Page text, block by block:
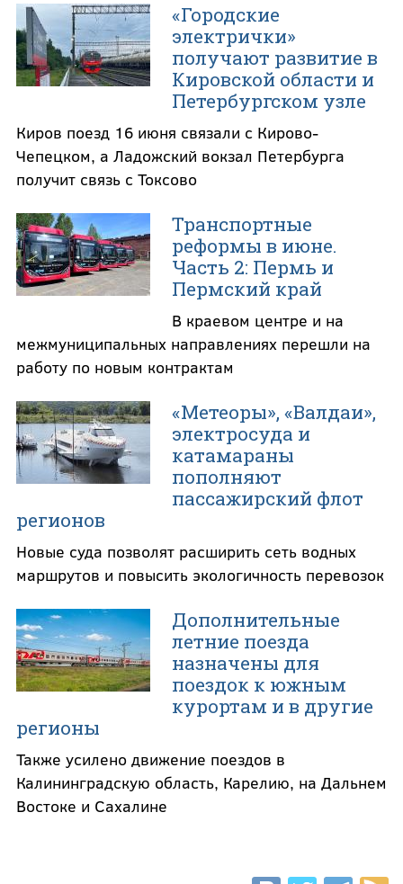
«Городские
электрички»
получают развитие в
Кировской области и
Петербургском узле
Киров поезд 16 июня связали с Кирово-
Чепецком, а Ладожский вокзал Петербурга
получит связь с Токсово
Транспортные
реформы в июне.
Часть 2: Пермь и
Пермский край
В краевом центре и на
межмуниципальных направлениях перешли на
работу по новым контрактам
«Метеоры», «Валдаи»,
электросуда и
катамараны
пополняют
пассажирский флот
регионов
Новые суда позволят расширить сеть водных
маршрутов и повысить экологичность перевозок
Дополнительные
летние поезда
назначены для
поездок к южным
курортам и в другие
регионы
Также усилено движение поездов в
Калининградскую область, Карелию, на Дальнем
Востоке и Сахалине